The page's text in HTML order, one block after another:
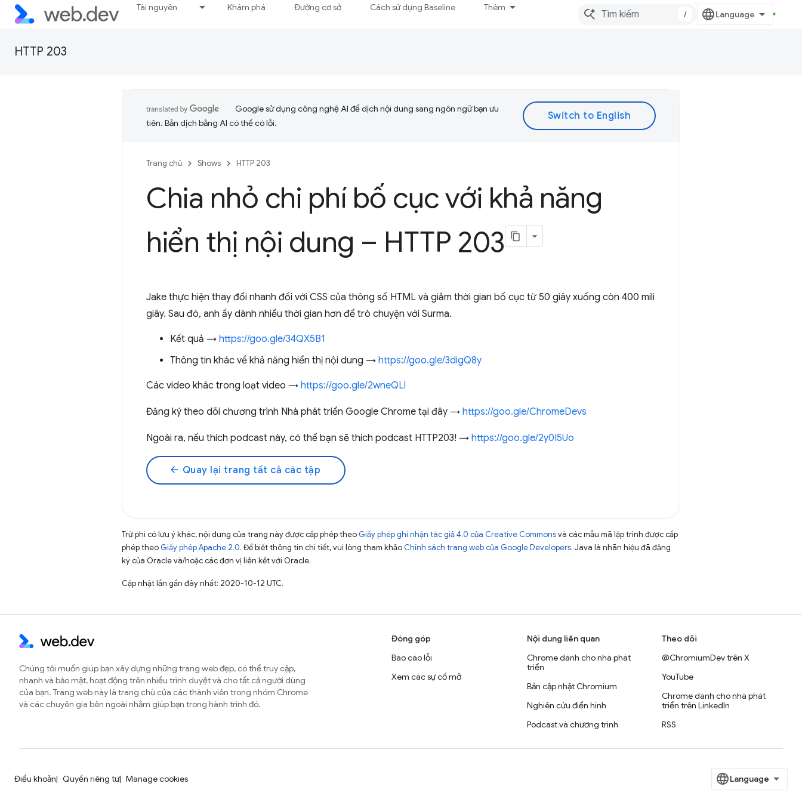
Tài nguyên Khám phá Đường cơ sở Cách sử dụng Baseline Thêm
/
HTTP 203
Google sử dụng công nghệ AI để dịch nội dung sang ngôn ngữ bạn ưu
tiên. Bản dịch bằng AI có thể có lỗi.
Trang chủ Shows HTTP 203
Chia nhỏ chi phí bố cục với khả năng
hiển thị nội dung – HTTP 203
Jake thực hiện thay đổi nhanh đối với CSS của thông số HTML và giảm thời gian bố cục từ 50 giây xuống còn 400 mili
giây. Sau đó, anh ấy dành nhiều thời gian hơn để trò chuyện với Surma.
Kết quả → https://goo.gle/34QX5B1
Thông tin khác về khả năng hiển thị nội dung → https://goo.gle/3digQ8y
Các video khác trong loạt video → https://goo.gle/2wneQLl
Đăng ký theo dõi chương trình Nhà phát triển Google Chrome tại đây → https://goo.gle/ChromeDevs
Ngoài ra, nếu thích podcast này, có thể bạn sẽ thích podcast HTTP203! → https://goo.gle/2y0I5Uo
arrow_back Quay lại trang tất cả các tập
Trừ phi có lưu ý khác, nội dung của trang này được cấp phép theo Giấy phép ghi nhận tác giả 4.0 của Creative Commonsvà các mẫu mã lập trình được cấp
phép theo Giấy phép Apache 2.0. Để biết thông tin chi tiết, vui lòng tham khảo Chính sách trang web của Google Developers. Java là nhãn hiệu đã đăng
ký của Oracle và/hoặc các đơn vị liên kết với Oracle.
Cập nhật lần gần đây nhất: 2020-10-12 UTC.
Chúng tôi muốn giúp bạn xây dựng những trang web đẹp, có thể truy cập,
nhanh và bảo mật, hoạt động trên nhiều trình duyệt và cho tất cả người dùng
của bạn. Trang web này là trang chủ của các thành viên trong nhóm Chrome
và các chuyên gia bên ngoài nhằm giúp bạn trong hành trình đó.
Đóng góp
Báo cáo lỗi
Xem các sự cố mở
Nội dung liên quan
Chrome dành cho nhà phát
triển
Bản cập nhật Chromium
Nghiên cứu điển hình
Podcast và chương trình
Theo dõi
@ChromiumDev trên X
YouTube
Chrome dành cho nhà phát
triển trên LinkedIn
RSS
Điều khoản Quyền riêng tư Manage cookies